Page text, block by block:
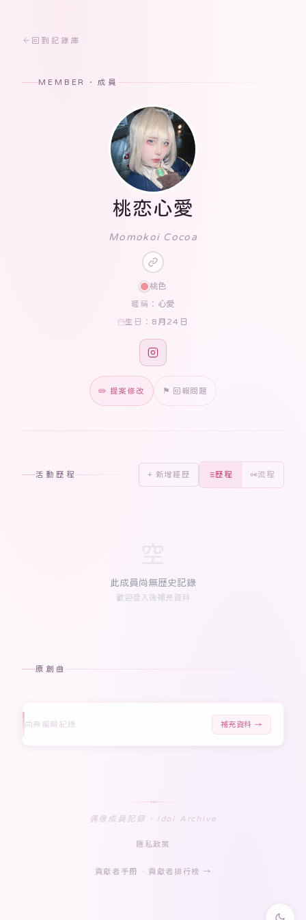
回到記錄庫
MEMBER · 成員
桃恋心愛
Momokoi Cocoa
桃色
暱稱： 心愛
生日： 8月24日
✏️ 提案修改 ⚑ 回報問題
活動歷程 + 新增經歷 歷程 流程
此成員尚無歷史記錄
歡迎登入後補充資料
原創曲
尚無編輯紀錄 補充資料 →
偶像成員記録 · Idol Archive
隱私政策
貢獻者手冊 貢獻者排行榜 →